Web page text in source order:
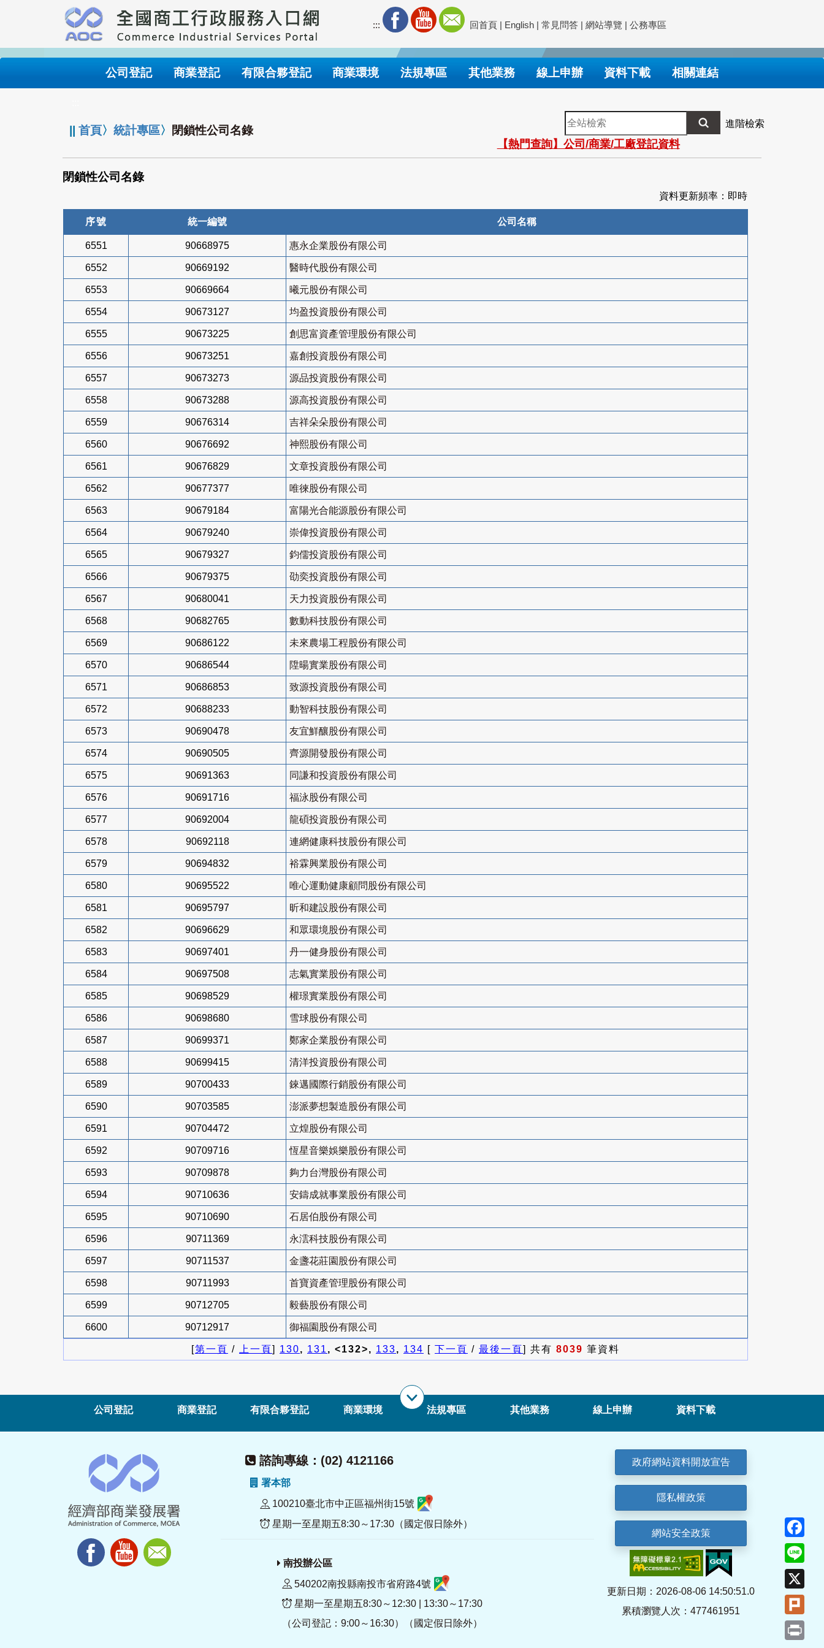
要
內
::: 回首頁 | English | 常見問答 | 網站導覽 | 公務專區
公司登記 商業登記 有限合夥登記 商業環境 法規專區 其他業務 線上申辦 資料下載 相關連結
||首頁〉統計專區〉 閉鎖性公司名錄
全
站
檢
索
進階檢索
【熱門查詢】公司/商業/工廠登記資料
閉鎖性公司名錄
資料更新頻率：即時
序號 統一編號 公司名稱
6551 90668975 惠永企業股份有限公司
6552 90669192 醫時代股份有限公司
6553 90669664 曦元股份有限公司
6554 90673127 均盈投資股份有限公司
6555 90673225 創思富資產管理股份有限公司
6556 90673251 嘉創投資股份有限公司
6557 90673273 源品投資股份有限公司
6558 90673288 源高投資股份有限公司
6559 90676314 吉祥朵朵股份有限公司
6560 90676692 神熙股份有限公司
6561 90676829 文章投資股份有限公司
6562 90677377 唯徠股份有限公司
6563 90679184 富陽光合能源股份有限公司
6564 90679240 崇偉投資股份有限公司
6565 90679327 鈞儒投資股份有限公司
6566 90679375 劭奕投資股份有限公司
6567 90680041 天力投資股份有限公司
6568 90682765 數動科技股份有限公司
6569 90686122 未來農場工程股份有限公司
6570 90686544 陞暘實業股份有限公司
6571 90686853 致源投資股份有限公司
6572 90688233 動智科技股份有限公司
6573 90690478 友宜鮮釀股份有限公司
6574 90690505 齊源開發股份有限公司
6575 90691363 同謙和投資股份有限公司
6576 90691716 福泳股份有限公司
6577 90692004 龍碩投資股份有限公司
6578 90692118 連網健康科技股份有限公司
6579 90694832 裕霖興業股份有限公司
6580 90695522 唯心運動健康顧問股份有限公司
6581 90695797 昕和建設股份有限公司
6582 90696629 和眾環境股份有限公司
6583 90697401 丹一健身股份有限公司
6584 90697508 志氣實業股份有限公司
6585 90698529 權璟實業股份有限公司
6586 90698680 雪球股份有限公司
6587 90699371 鄭家企業股份有限公司
6588 90699415 清洋投資股份有限公司
6589 90700433 錸邁國際行銷股份有限公司
6590 90703585 澎派夢想製造股份有限公司
6591 90704472 立煌股份有限公司
6592 90709716 恆星音樂娛樂股份有限公司
6593 90709878 夠力台灣股份有限公司
6594 90710636 安鑄成就事業股份有限公司
6595 90710690 石居伯股份有限公司
6596 90711369 永澐科技股份有限公司
6597 90711537 金盞花莊園股份有限公司
6598 90711993 首寶資產管理股份有限公司
6599 90712705 毅藝股份有限公司
6600 90712917 御福園股份有限公司
[第一頁 / 上一頁] 130, 131, <132>, 133, 134 [ 下一頁 / 最後一頁] 共有 8039 筆資料
公司登記 商業登記 有限合夥登記 商業環境 法規專區 其他業務 線上申辦 資料下載
諮詢專線：(02) 4121166
署本部
100210臺北市中正區福州街15號
星期一至星期五8:30～17:30（國定假日除外）
南投辦公區
540202南投縣南投市省府路4號
星期一至星期五8:30～12:30 | 13:30～17:30
（公司登記：9:00～16:30）（國定假日除外）
政府網站資料開放宣告
隱私權政策
網站安全政策
更新日期：2026-08-06 14:50:51.0
累積瀏覽人次：477461951